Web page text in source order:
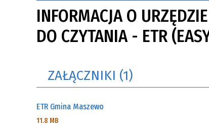
INFORMACJA O
DO CZYTANIA - ETR
ZAŁĄCZNIKI (1)
ETR Gmina Maszewo
11.8 MB